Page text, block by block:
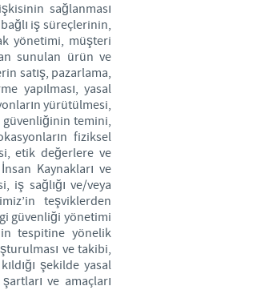
sağlanması
iş süreçlerinin,
yönetimi, müşteri
sunulan ürün ve
satış, pazarlama,
yapılması, yasal
yürütülmesi,
temini,
fiziksel
etik değerlere ve
Kaynakları ve
iş sağlığı ve/veya
teşviklerden
güvenliği yönetimi
tespitine yönelik
ve takibi,
şekilde yasal
ve amaçları